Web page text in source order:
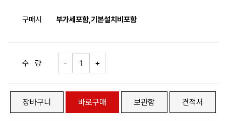
구매시 부가세포함,기본설치비포함
수 량
장바구니 바로구매 보관함 견적서